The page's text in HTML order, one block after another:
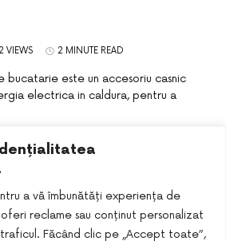
a vă îmbunătăți experiența de
reclame sau conținut personalizat
Făcând clic pe „Accept toate”,
VIEWS 2 MINUTE READ
este un accesoriu casnic
electrica in caldura, pentru a